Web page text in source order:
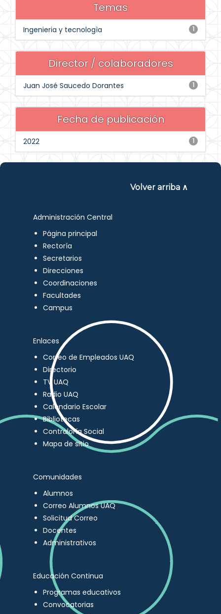
Temas
1
Ingenieria y tecnologìa
Director / colaboradores
1
Juan José Saucedo Dorantes
Fecha de publicación
1
2022
Volver arriba ∧
Administración Central
Página principal
Rectoría
Secretarios
Direcciones
Coordinaciones
Facultades
Campus
Enlaces
Correo de Empleados UAQ
Directorio
TV UAQ
Radio UAQ
Calendario Escolar
Bibliotecas
Contraloría Social
Mapa de sitio
Comunidades
Alumnos
Correo Alumnos UAQ
Solicitud Correo
Docentes
Administrativos
Educación Continua
Programas educativos
Convocatorias